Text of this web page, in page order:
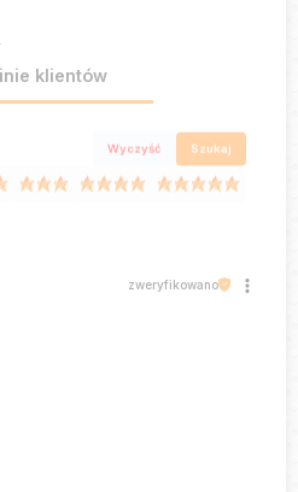
klientów
Wyczyść Szukaj
zweryfikowano